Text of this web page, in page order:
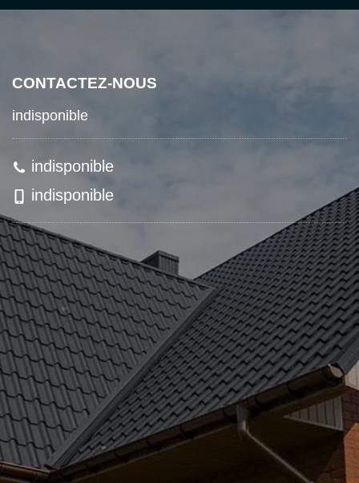
CONTACTEZ-NOUS
indisponible
indisponible
indisponible